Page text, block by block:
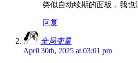
类似自动续期的面板，我也
回复
全局变量
April 30th, 2025 at 03:01 pm